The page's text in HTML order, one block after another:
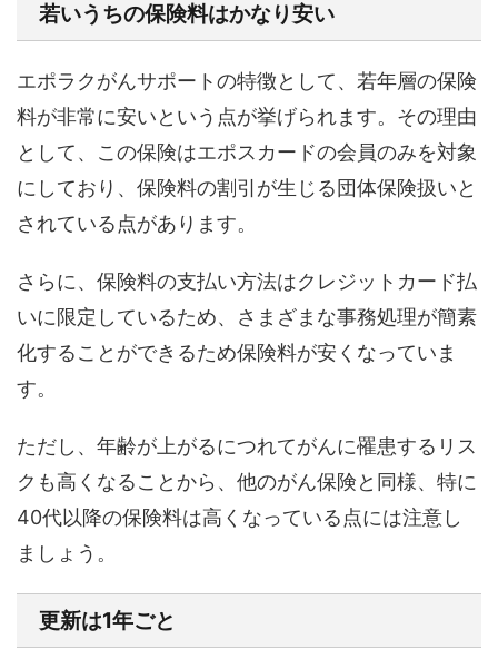
若いうちの保険料はかなり安い
エポラクがんサポートの特徴として、若年層の保険
料が非常に安いという点が挙げられます。その理由
として、この保険はエポスカードの会員のみを対象
にしており、保険料の割引が生じる団体保険扱いと
されている点があります。
さらに、保険料の支払い方法はクレジットカード払
いに限定しているため、さまざまな事務処理が簡素
化することができるため保険料が安くなっていま
す。
ただし、年齢が上がるにつれてがんに罹患するリス
クも高くなることから、他のがん保険と同様、特に
40代以降の保険料は高くなっている点には注意し
ましょう。
更新は1年ごと